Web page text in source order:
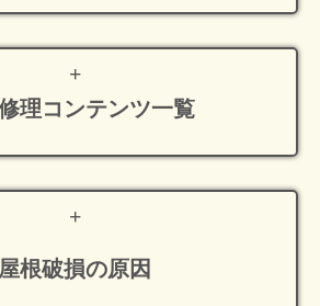
理コンテンツ一覧
屋根破損の原因